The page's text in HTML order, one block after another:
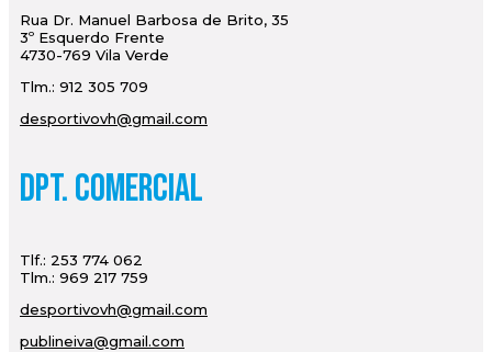
Rua Dr. Manuel Barbosa de Brito, 35
3º Esquerdo Frente
4730-769 Vila Verde
Tlm.: 912 305 709
desportivovh@gmail.com
Dpt. Comercial
Tlf.: 253 774 062
Tlm.: 969 217 759
desportivovh@gmail.com
publineiva@gmail.com